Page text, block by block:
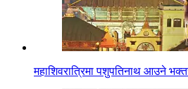
महाशिवरात्रिमा पशुपतिनाथ आउने